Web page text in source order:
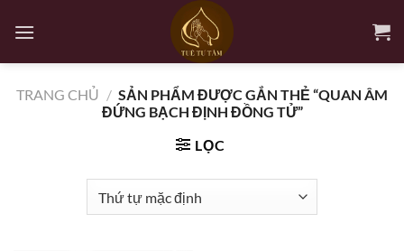
qua
TRANG CHỦ / SẢN PHẨM ĐƯỢC GẮN THẺ “QUAN ÂM
ĐỨNG BẠCH ĐỊNH ĐỒNG TỬ”
LỌC